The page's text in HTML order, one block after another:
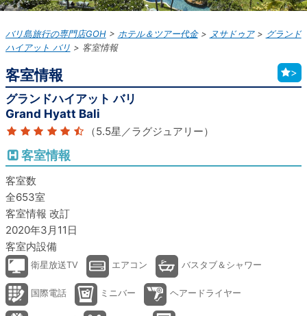
バリ島旅行の専門店GOH ホテル＆ツアー代金 ヌサドゥア
グランド
ハイアット バリ
客室情報
客室情報 >
グランドハイアット バリ
Grand Hyatt Bali
（5.5星／ラグジュアリー）
客室情報
客室数
全653室
客室情報 改訂
2020年3月11日
客室内設備
衛星放送TV エアコン バスタブ＆シャワー
国際電話 ミニバー ヘアードライヤー